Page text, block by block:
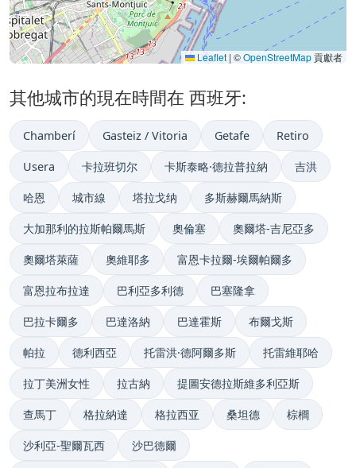
Leaflet | ©OpenStreetMap貢獻者
其他城市的現在時間在 西班牙:
Chamberí Gasteiz / Vitoria Getafe Retiro
Usera 卡拉班切尔 卡斯泰略·德拉普拉納 吉洪
哈恩 城市線 塔拉戈纳 多斯赫爾馬納斯
大加那利的拉斯帕爾馬斯 奧倫塞 奧爾塔-吉尼亞多
奧爾塔萊薩 奧維耶多 富恩卡拉爾-埃爾帕爾多
富恩拉布拉達 巴利亞多利德 巴塞隆拿
巴拉卡爾多 巴達洛納 巴達霍斯 布爾戈斯
帕拉 德利西亞 托雷洪·德阿爾多斯 托雷維耶哈
拉丁美洲女性 拉古納 提圖安德拉斯維多利亞斯
查馬丁 格拉納達 格拉西亚 桑坦德 棕櫚
沙利亞-聖爾瓦西 沙巴德爾